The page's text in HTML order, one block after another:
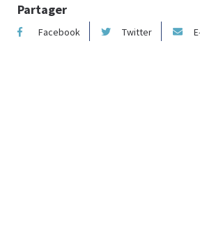
Partager
Facebook Twitter